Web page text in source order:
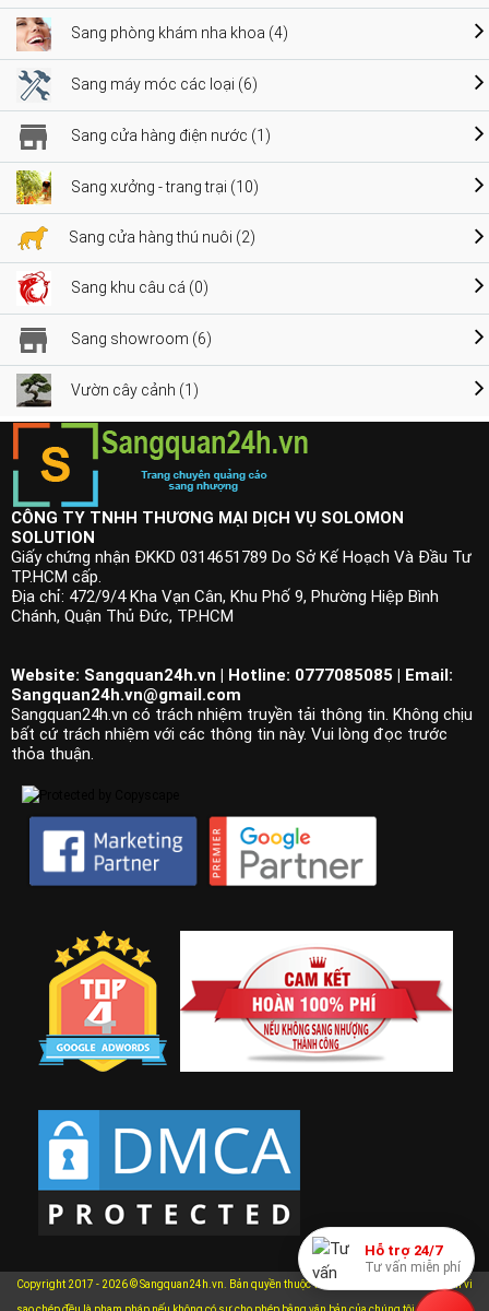
Sang phòng khám nha khoa (4)
Sang máy móc các loại (6)
Sang cửa hàng điện nước (1)
Sang xưởng - trang trại (10)
Sang cửa hàng thú nuôi (2)
Sang khu câu cá (0)
Sang showroom (6)
Vườn cây cảnh (1)
Hỗ trợ 24/7
Tư vấn miễn phí
CÔNG TY TNHH THƯƠNG MẠI DỊCH VỤ SOLOMON
SOLUTION
Giấy chứng nhận ĐKKD 0314651789 Do Sở Kế Hoạch Và Đầu Tư
TP.HCM cấp.
Địa chỉ: 472/9/4 Kha Vạn Cân, Khu Phố 9, Phường Hiệp Bình
Chánh, Quận Thủ Đức, TP.HCM
Website: Sangquan24h.vn | Hotline: 0777085085 | Email:
Sangquan24h.vn@gmail.com
Sangquan24h.vn có trách nhiệm truyền tải thông tin. Không chịu
bất cứ trách nhiệm với các thông tin này. Vui lòng đọc trước
thỏa thuận.
Copyright 2017 - 2026 © Sangquan24h.vn. Bản quyền thuộc về Sangquan24h.vn. Mọi hành vi